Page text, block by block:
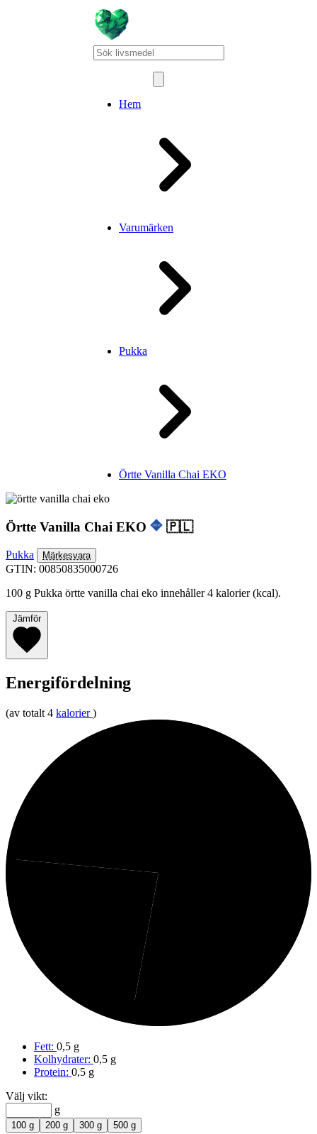
Hem
Varumärken
Pukka
Örtte Vanilla Chai EKO
Örtte Vanilla Chai EKO 🇵🇱
Pukka Märkesvara
GTIN: 00850835000726
100 g Pukka örtte vanilla chai eko innehåller 4 kalorier (kcal).
Jämför
Energifördelning
(av totalt 4 kalorier )
Fett: 0,5 g
Kolhydrater: 0,5 g
Protein: 0,5 g
Välj vikt:
g
100 g 200 g 300 g 500 g